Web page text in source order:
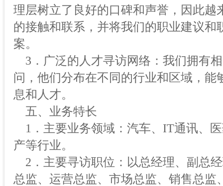
理层树立了良好的口碑和声誉，因此
的接触和联系，并将我们的职业建议
案。
3．广泛的人才寻访网络：我们拥有
问，他们分布在不同的行业和区域，
息和人才。
五、业务特长
1．主要业务领域：汽车、IT通讯、
产等行业。
2．主要寻访职位：以总经理、副总
总监、运营总监、市场总监、销售总